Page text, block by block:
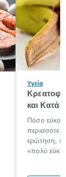
Υγεία
και Κατά
Πόσο
ερώτηση, η
«πολύ